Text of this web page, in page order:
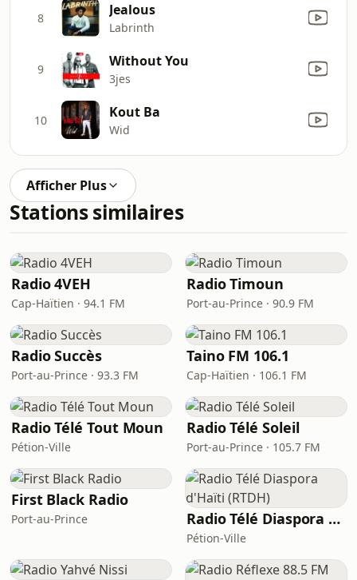
8 Jealous
Labrinth
9 Without You
3jes
10 Kout Ba
Wid
Afficher Plus
Stations similaires
Radio 4VEH
Cap-Haïtien · 94.1 FM
Radio Timoun
Port-au-Prince · 90.9 FM
Radio Succès
Port-au-Prince · 93.3 FM
Taino FM 106.1
Cap-Haïtien · 106.1 FM
Radio Télé Tout Moun
Pétion-Ville
Radio Télé Soleil
Port-au-Prince · 105.7 FM
First Black Radio
Port-au-Prince Radio Télé Diaspora d'Haïti (RTDH)
Pétion-Ville